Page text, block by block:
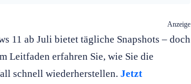
Anzeige
11 ab Juli bietet tägliche Snapshots – doch
Leitfaden erfahren Sie, wie Sie die
schnell wiederherstellen. Jetzt